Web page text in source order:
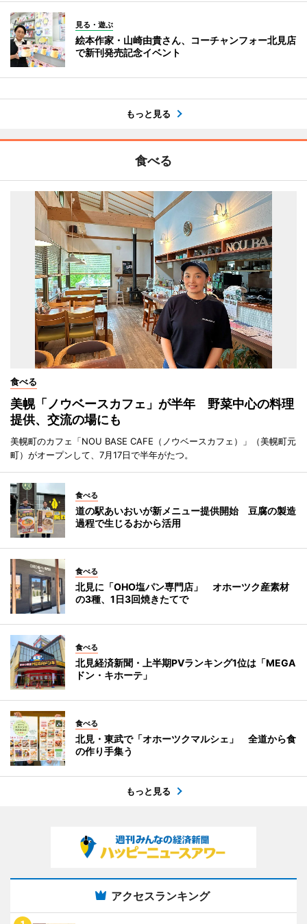
見る・遊ぶ
絵本作家・山崎由貴さん、コーチャンフォー北見店
で新刊発売記念イベント
もっと見る
食べる
食べる
美幌「ノウベースカフェ」が半年 野菜中心の料理
提供、交流の場にも
美幌町のカフェ「NOU BASE CAFE（ノウベースカフェ）」（美幌町元
町）がオープンして、7月17日で半年がたつ。
食べる
道の駅あいおいが新メニュー提供開始 豆腐の製造
過程で生じるおから活用
食べる
北見に「OHO塩パン専門店」 オホーツク産素材
の3種、1日3回焼きたてで
食べる
北見経済新聞・上半期PVランキング1位は「MEGA
ドン・キホーテ」
食べる
北見・東武で「オホーツクマルシェ」 全道から食
の作り手集う
もっと見る
アクセスランキング